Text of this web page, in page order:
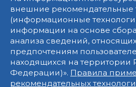
внешние рекомендательные
(информационные
информации на основе
анализа сведений,
предпочтениям
находящихся на территории
Федерации)». Правила
рекомендательных